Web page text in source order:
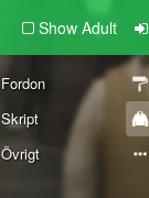
Show Adult
Fordon
Skript
Övrigt